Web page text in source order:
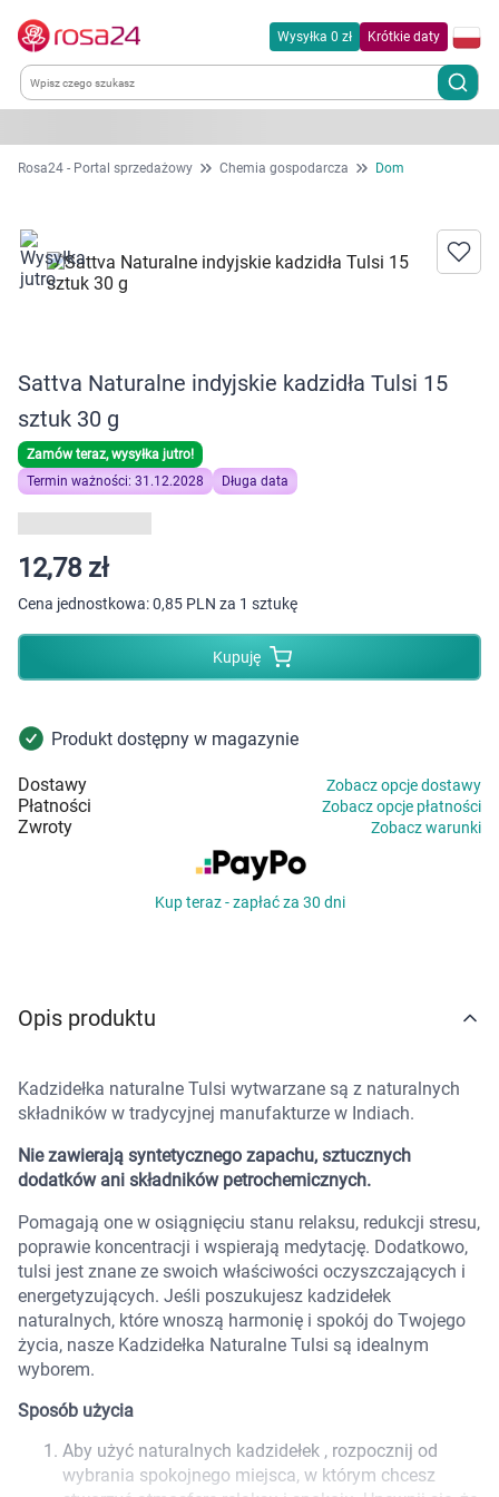
Korzystamy z plików cookies w celu
Wysyłka 0 zł Krótkie daty
Kategorie
Dla zwierząt
Zdrowie
Kobieta w ciąży i mama
Dziecko
Higiena
Kosmetyki
Mężczyzna
Zdrowy styl życia
Zabawki
Marki
Rosa24 - Portal sprzedażowy Chemia gospodarcza Dom
Sattva Naturalne indyjskie kadzidła Tulsi 15
sztuk 30 g
Zamów teraz, wysyłka jutro!
Termin ważności: 31.12.2028
Długa data
12,78 zł
Cena jednostkowa:0,85 PLN za 1 sztukę
Kupuję
Produkt dostępny w magazynie
Dostawy Zobacz opcje dostawy
Płatności Zobacz opcje płatności
Zwroty Zobacz warunki
Kup teraz - zapłać za 30 dni
Opis produktu
Kadzidełka naturalne Tulsi wytwarzane są z naturalnych
składników w tradycyjnej manufakturze w Indiach.
Nie zawierają syntetycznego zapachu, sztucznych
dodatków ani składników petrochemicznych.
Pomagają one w osiągnięciu stanu relaksu, redukcji stresu,
poprawie koncentracji i wspierają medytację. Dodatkowo,
tulsi jest znane ze swoich właściwości oczyszczających i
energetyzujących. Jeśli poszukujesz kadzidełek
naturalnych, które wnoszą harmonię i spokój do Twojego
życia, nasze Kadzidełka Naturalne Tulsi są idealnym
wyborem.
Sposób użycia
Aby użyć naturalnych kadzidełek , rozpocznij od
wybrania spokojnego miejsca, w którym chcesz